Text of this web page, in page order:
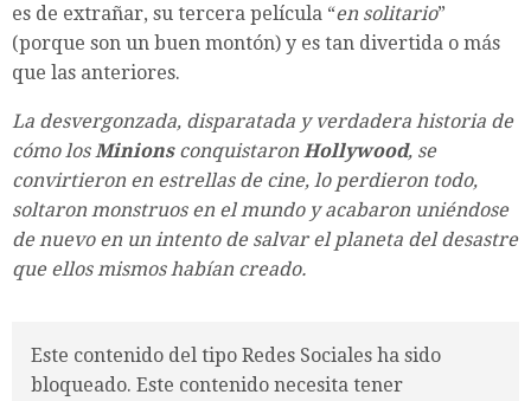
es de extrañar, su tercera película “en solitario”
(porque son un buen montón) y es tan divertida o más
que las anteriores.
La desvergonzada, disparatada y verdadera historia de
cómo losMinionsconquistaron Hollywood, se
convirtieron en estrellas de cine, lo perdieron todo,
soltaron monstruos en el mundo y acabaron uniéndose
de nuevo en un intento de salvar el planeta del desastre
que ellos mismos habían creado.
Este contenido del tipo Redes Sociales ha sido
bloqueado. Este contenido necesita tener